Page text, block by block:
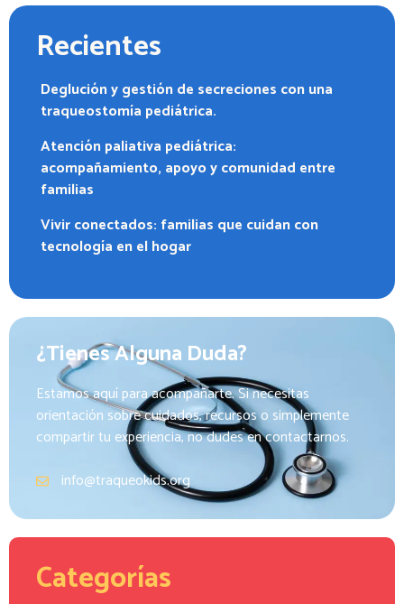
Recientes
Deglución y gestión de secreciones con una
traqueostomía pediátrica.
Atención paliativa pediátrica:
acompañamiento, apoyo y comunidad entre
familias
Vivir conectados: familias que cuidan con
tecnología en el hogar
¿Tienes Alguna Duda?
Estamos aquí para acompañarte. Si necesitas
orientación sobre cuidados, recursos o simplemente
compartir tu experiencia, no dudes en contactarnos.
info@traqueokids.org
Categorías